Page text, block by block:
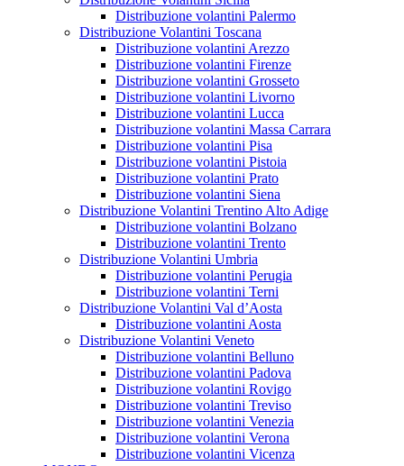
Distribuzione volantini Palermo
Distribuzione Volantini Toscana
Distribuzione volantini Arezzo
Distribuzione volantini Firenze
Distribuzione volantini Grosseto
Distribuzione volantini Livorno
Distribuzione volantini Lucca
Distribuzione volantini Massa Carrara
Distribuzione volantini Pisa
Distribuzione volantini Pistoia
Distribuzione volantini Prato
Distribuzione volantini Siena
Distribuzione Volantini Trentino Alto Adige
Distribuzione volantini Bolzano
Distribuzione volantini Trento
Distribuzione Volantini Umbria
Distribuzione volantini Perugia
Distribuzione volantini Terni
Distribuzione Volantini Val d’Aosta
Distribuzione volantini Aosta
Distribuzione Volantini Veneto
Distribuzione volantini Belluno
Distribuzione volantini Padova
Distribuzione volantini Rovigo
Distribuzione volantini Treviso
Distribuzione volantini Venezia
Distribuzione volantini Verona
Distribuzione volantini Vicenza